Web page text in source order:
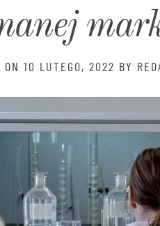
ON 10 LUTEGO, 2022 BY